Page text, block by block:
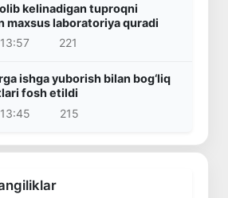
kelinadigan tuproqni
maxsus laboratoriya quradi
221
ishga yuborish bilan bog‘liq
fosh etildi
215